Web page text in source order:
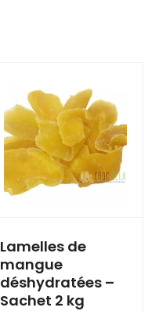
Lamelles de
mangue
déshydratées –
Sachet 2 kg